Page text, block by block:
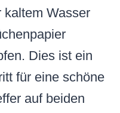
kaltem Wasser
Dies ist ein
für eine schöne
auf beiden